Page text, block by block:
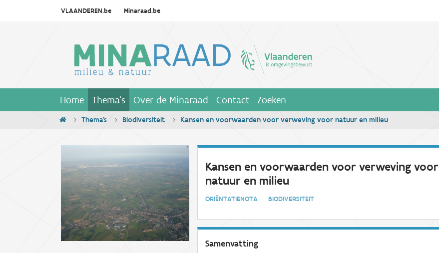
VLAANDEREN.be Minaraad.be
Home Thema's Over de Minaraad Contact Zoeken
Thema's Biodiversiteit Kansen en voorwaarden voor verweving voor natuur en milieu
Kansen en voorwaarden voor verweving voor
natuur en milieu
ORIËNTATIENOTA BIODIVERSITEIT
Samenvatting